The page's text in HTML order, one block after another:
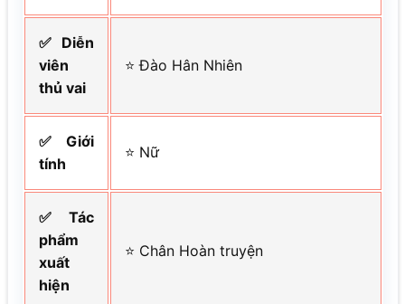
✅ Diễn
viên
thủ vai
⭐ Đào Hân Nhiên
✅ Giới
tính
⭐ Nữ
✅ Tác
phẩm
xuất
hiện
⭐ Chân Hoàn truyện